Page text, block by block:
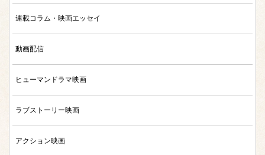
連載コラム・映画エッセイ
動画配信
ヒューマンドラマ映画
ラブストーリー映画
アクション映画